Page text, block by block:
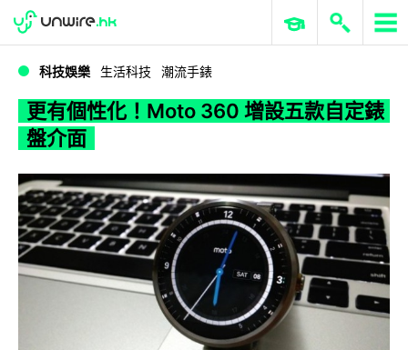
WWDC 2026 ERP 與商業 AI
科技娛樂 生活科技 潮流手錶
更有個性化！Moto 360 增設五款自定錶
盤介面